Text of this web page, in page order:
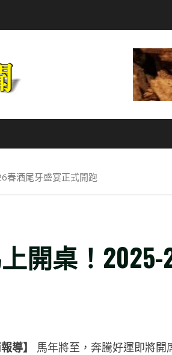
春酒尾牙盛宴正式開跑
開桌！
導】
馬年將至，奔騰好運即將